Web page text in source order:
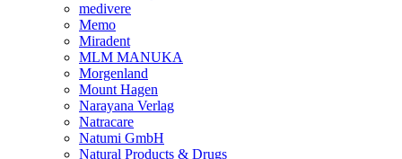
medivere
Memo
Miradent
MLM MANUKA
Morgenland
Mount Hagen
Narayana Verlag
Natracare
Natumi GmbH
Natural Products & Drugs